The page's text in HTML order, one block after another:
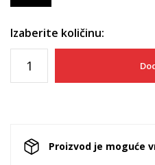
Izaberite količinu:
Proizvod je moguće